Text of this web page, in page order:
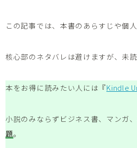
この記事では、本書のあらすじや個
核心部のネタバレは避けますが、未
本をお得に読みたい人には『Kindle
小説のみならずビジネス書、マンガ
題。